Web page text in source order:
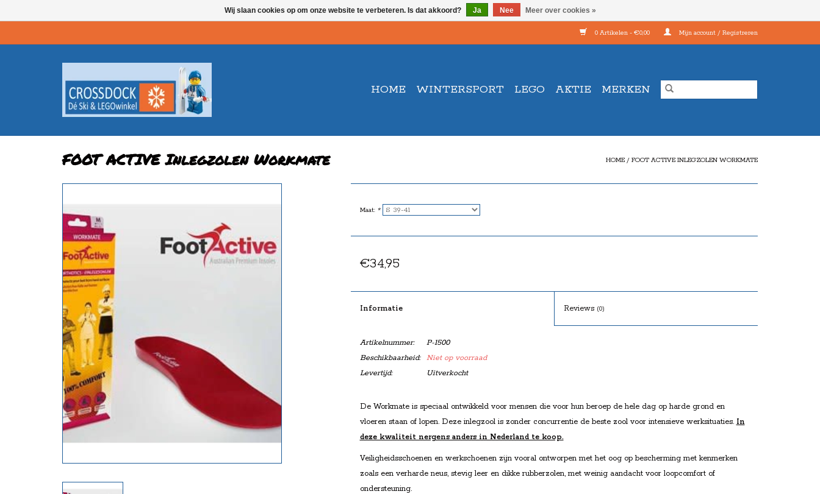
0 Artikelen - €0,00 Mijn account / Registreren
HOME WINTERSPORT LEGO AKTIE MERKEN
FOOT ACTIVE Inlegzolen Workmate HOME / FOOT ACTIVE INLEGZOLEN WORKMATE
Maat: *
€34,95
Informatie Reviews (0)
Artikelnummer:
P-1500
Beschikbaarheid:
Niet op voorraad
Levertijd:
Uitverkocht
De Workmate is speciaal ontwikkeld voor mensen die voor hun beroep de hele dag op harde grond en
vloeren staan of lopen. Deze inlegzool is zonder concurrentie de beste zool voor intensieve werksituaties. In
deze kwaliteit nergens anders in Nederland te koop.
Veiligheidsschoenen en werkschoenen zijn vooral ontworpen met het oog op bescherming met kenmerken
zoals een verharde neus, stevig leer en dikke rubberzolen, met weinig aandacht voor loopcomfort of
ondersteuning.
Wij slaan cookies op om onze website te verbeteren. Is dat akkoord? Ja Nee Meer over cookies »